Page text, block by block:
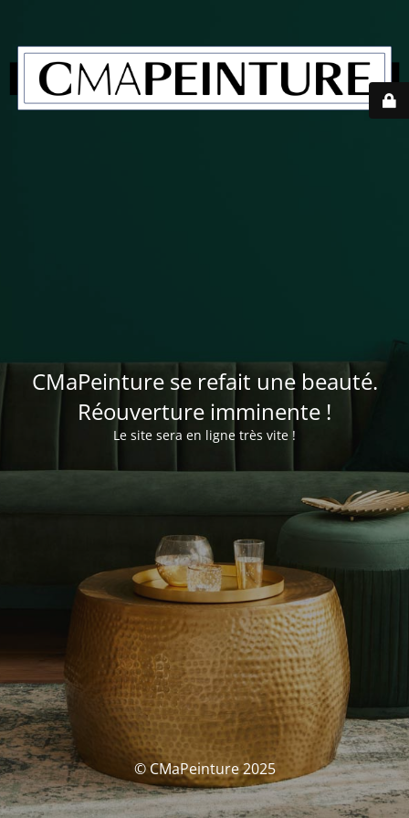
CMaPeinture se refait une beauté.
Réouverture imminente !
Le site sera en ligne très vite !
© CMaPeinture 2025